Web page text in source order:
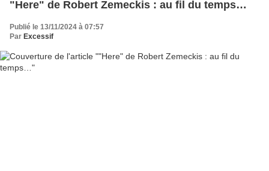
"Here" de Robert Zemeckis : au fil du temps…
Publié le 13/11/2024 à 07:57
Par Excessif